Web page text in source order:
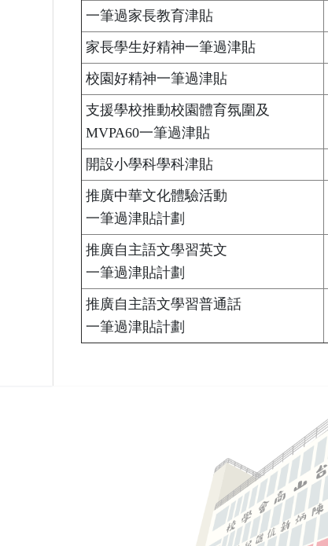
一筆過家長教育津貼
家長學生好精神一筆過津貼
校園好精神一筆過津貼
支援學校推動校園體育氛圍及
MVPA60一筆過津貼
開設小學科學科津貼
推廣中華文化體驗活動
一筆過津貼計劃
推廣自主語文學習英文
一筆過津貼計劃
推廣自主語文學習普通話
一筆過津貼計劃